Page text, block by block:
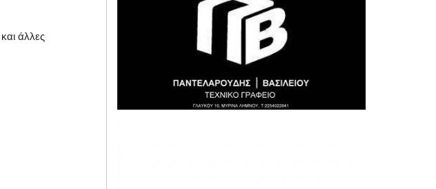
άλλες